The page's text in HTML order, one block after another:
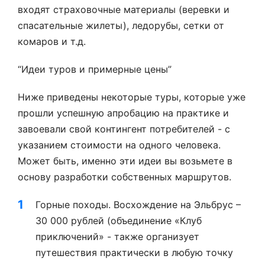
входят страховочные материалы (веревки и
спасательные жилеты), ледорубы, сетки от
комаров и т.д.
“Идеи туров и примерные цены”
Ниже приведены некоторые туры, которые уже
прошли успешную апробацию на практике и
завоевали свой контингент потребителей - с
указанием стоимости на одного человека.
Может быть, именно эти идеи вы возьмете в
основу разработки собственных маршрутов.
Горные походы. Восхождение на Эльбрус –
30 000 рублей (объединение «Клуб
приключений» - также организует
путешествия практически в любую точку